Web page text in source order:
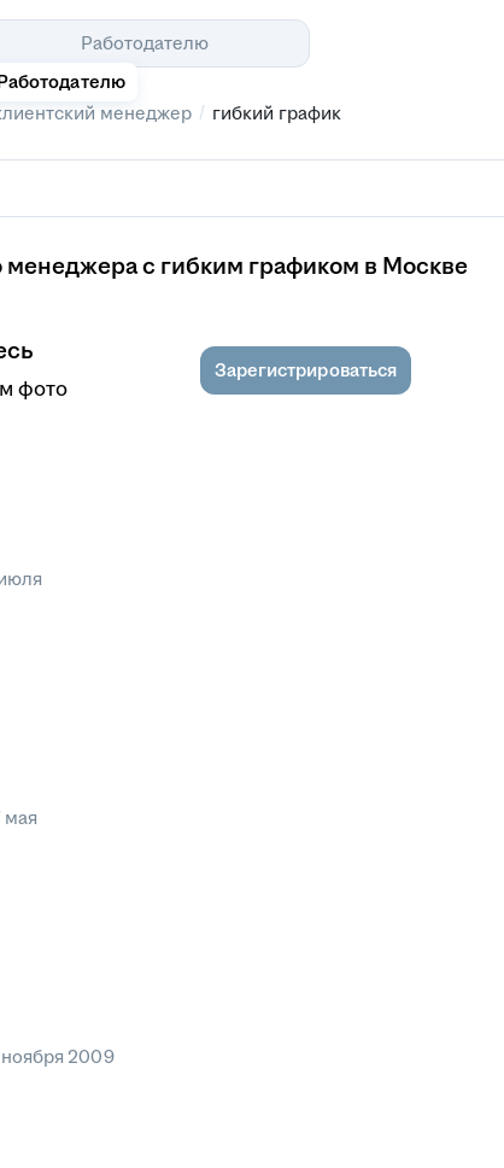
Работодателю
менеджер / гибкий график
менеджера с гибким графиком в Москве
фото
Зарегистрироваться
мая
ноября 2009